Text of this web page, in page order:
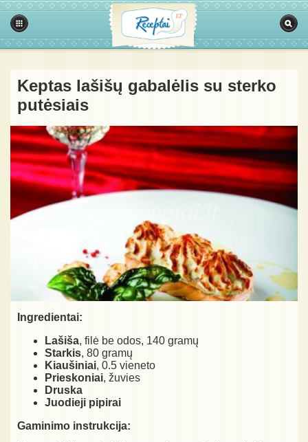
Keptas lašišų gabalėlis su sterko
putėsiais
Ingredientai:
Lašiša, filė be odos, 140 gramų
Starkis, 80 gramų
Kiaušiniai, 0.5 vieneto
Prieskoniai, žuvies
Druska
Juodieji pipirai
Gaminimo instrukcija: